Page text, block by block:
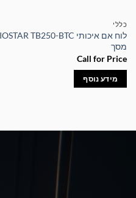
כללי
מסך
Call for Price
מידע נוסף